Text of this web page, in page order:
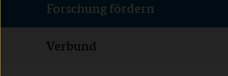
Forschung fördern
Verbund